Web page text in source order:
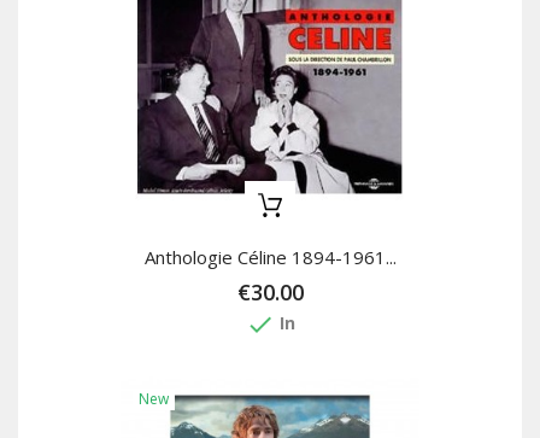
Anthologie Céline 1894-1961...
€30.00
done In
New